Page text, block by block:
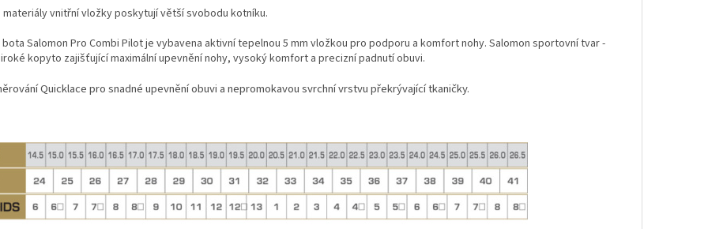
materiály vnitřní vložky poskytují větší svobodu kotníku.
Salomon Pro Combi Pilot je vybavena aktivní tepelnou 5 mm vložkou pro podporu a komfort nohy. Salomon sportovní tvar -
kopyto zajišťující maximální upevnění nohy, vysoký komfort a precizní padnutí obuvi.
Quicklace pro snadné upevnění obuvi a nepromokavou svrchní vrstvu překrývající tkaničky.